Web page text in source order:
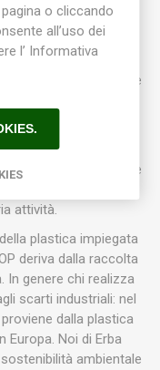
progettato.
linee: Inerba, Casa,
Fioristi e
permette di soddisfare
rapporto qualità
crede da sempre che
attività.
plastica impiegata
deriva dalla raccolta
In genere chi realizza
scarti industriali: nel
dalla plastica
Europa. Noi di Erba
ambientale
o cliccando
all’uso dei
l’ Informativa